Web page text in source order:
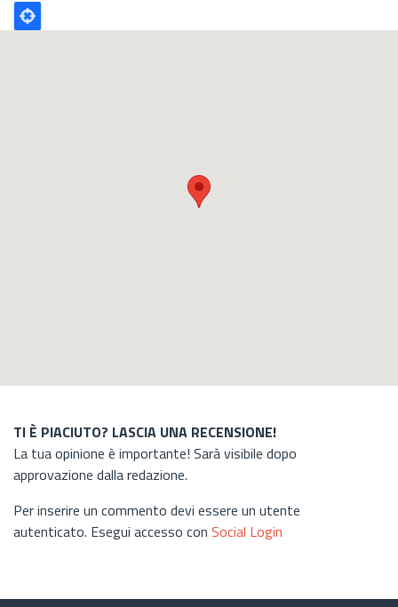
Poligono
GEO
TI È PIACIUTO? LASCIA UNA RECENSIONE!
La tua opinione è importante! Sarà visibile dopo
approvazione dalla redazione.
Per inserire un commento devi essere un utente
autenticato. Esegui accesso con Social Login